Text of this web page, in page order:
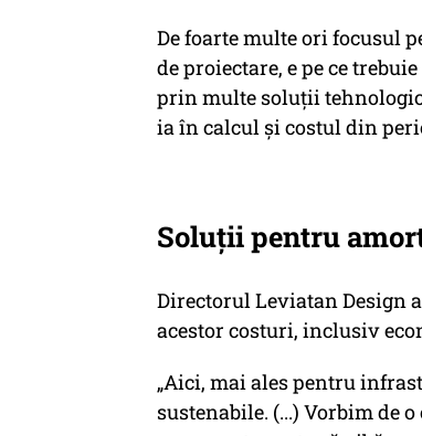
De foarte multe ori focusul
de proiectare, e pe ce
prin multe soluții
ia în calcul și costul din
Soluții pentru
Directorul Leviatan Design
acestor costuri, inclusiv
„Aici, mai ales pentru
sustenabile. (...) Vorbim de